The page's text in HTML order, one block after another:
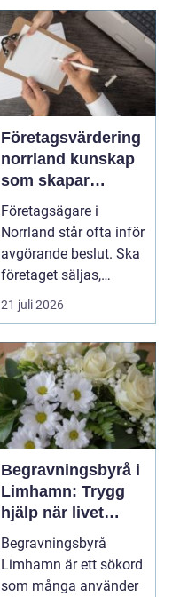
Företagsvärdering
norrland kunskap
som skapar
tryggare affärer
Företagsägare i
Norrland står ofta inför
avgörande beslut. Ska
företaget säljas,
generationsskiftas,...
21 juli 2026
Begravningsbyrå i
Limhamn: Trygg
hjälp när livet
förändras
Begravningsbyrå
Limhamn är ett sökord
som många använder